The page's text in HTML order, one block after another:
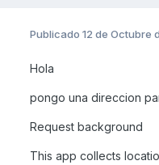
Publicado 12 de Octubre
Hola
pongo una direccion
Request background
This app collects